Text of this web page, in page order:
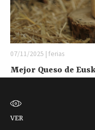
07/11/2025 | ferias
Mejor Queso de
VER